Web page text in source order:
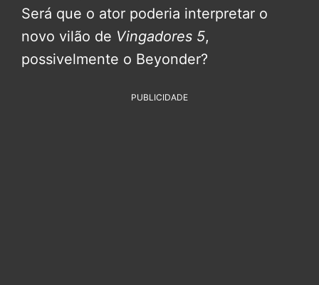
Será que o ator poderia interpretar o
novo vilão de Vingadores 5,
possivelmente o Beyonder?
PUBLICIDADE